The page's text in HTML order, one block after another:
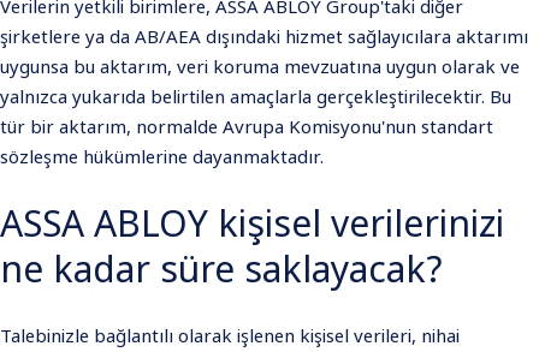
Verilerin yetkili birimlere, ASSA ABLOY Group'taki diğer
şirketlere ya da AB/AEA dışındaki hizmet sağlayıcılara aktarımı
uygunsa bu aktarım, veri koruma mevzuatına uygun olarak ve
yalnızca yukarıda belirtilen amaçlarla gerçekleştirilecektir. Bu
tür bir aktarım, normalde Avrupa Komisyonu'nun standart
sözleşme hükümlerine dayanmaktadır.
ASSA ABLOY kişisel verilerinizi
ne kadar süre saklayacak?
Talebinizle bağlantılı olarak işlenen kişisel verileri, nihai